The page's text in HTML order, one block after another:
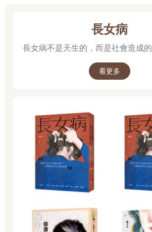
長女病
長女病不是天生的，而是社會造成的
看更多